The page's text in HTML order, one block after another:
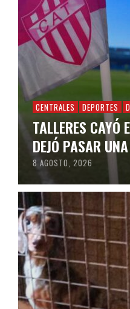
CENTRALES DEPORTES
TALLERES CAYÓ
DEJÓ PASAR
8 AGOSTO, 2026